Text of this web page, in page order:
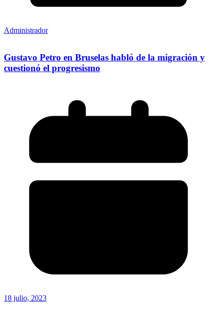
Administrador
Gustavo Petro en Bruselas habló de la migración y
cuestionó el progresismo
18 julio, 2023